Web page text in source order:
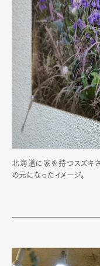
北海道に家を持つスズキ
の元になったイメージ。